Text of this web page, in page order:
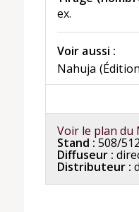
ex.
Voir aussi :
Nahuja
Voir le plan du
Stand : 508/512
Diffuseur :
Distributeur :